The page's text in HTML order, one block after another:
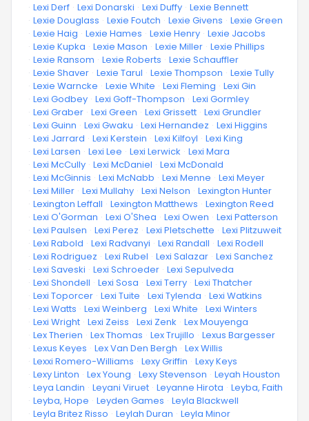
· Lexi Derf · Lexi Donarski · Lexi Duffy · Lexie Bennett
· Lexie Douglass · Lexie Foutch · Lexie Givens · Lexie Green
· Lexie Haig · Lexie Hames · Lexie Henry · Lexie Jacobs
· Lexie Kupka · Lexie Mason · Lexie Miller · Lexie Phillips
· Lexie Ransom · Lexie Roberts · Lexie Schauffler
· Lexie Shaver · Lexie Tarul · Lexie Thompson · Lexie Tully
· Lexie Warncke · Lexie White · Lexi Fleming · Lexi Gin
· Lexi Godbey · Lexi Goff-Thompson · Lexi Gormley
· Lexi Graber · Lexi Green · Lexi Grissett · Lexi Grundler
· Lexi Guinn · Lexi Gwaku · Lexi Hernandez · Lexi Higgins
· Lexi Jarrard · Lexi Kerstein · Lexi Kilfoyl · Lexi King
· Lexi Larsen · Lexi Lee · Lexi Lerwick · Lexi Mara
· Lexi McCully · Lexi McDaniel · Lexi McDonald
· Lexi McGinnis · Lexi McNabb · Lexi Menne · Lexi Meyer
· Lexi Miller · Lexi Mullahy · Lexi Nelson · Lexington Hunter
· Lexington Leffall · Lexington Matthews · Lexington Reed
· Lexi O'Gorman · Lexi O'Shea · Lexi Owen · Lexi Patterson
· Lexi Paulsen · Lexi Perez · Lexi Pletschette · Lexi Plitzuweit
· Lexi Rabold · Lexi Radvanyi · Lexi Randall · Lexi Rodell
· Lexi Rodriguez · Lexi Rubel · Lexi Salazar · Lexi Sanchez
· Lexi Saveski · Lexi Schroeder · Lexi Sepulveda
· Lexi Shondell · Lexi Sosa · Lexi Terry · Lexi Thatcher
· Lexi Toporcer · Lexi Tuite · Lexi Tylenda · Lexi Watkins
· Lexi Watts · Lexi Weinberg · Lexi White · Lexi Winters
· Lexi Wright · Lexi Zeiss · Lexi Zenk · Lex Mouyenga
· Lex Therien · Lex Thomas · Lex Trujillo · Lexus Bargesser
· Lexus Keyes · Lex Van Den Bergh · Lex Willis
· Lexxi Romero-Williams · Lexy Griffin · Lexy Keys
· Lexy Linton · Lex Young · Lexy Stevenson · Leyah Houston
· Leya Landin · Leyani Viruet · Leyanne Hirota · Leyba, Faith
· Leyba, Hope · Leyden Games · Leyla Blackwell
· Leyla Britez Risso · Leylah Duran · Leyla Minor